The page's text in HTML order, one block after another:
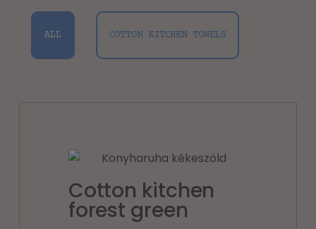
ALL COTTON KITCHEN TOWELS
Cotton kitchen
forest green